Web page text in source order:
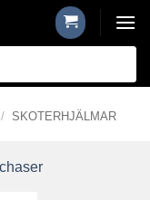
/ SKOTERHJÄLMAR